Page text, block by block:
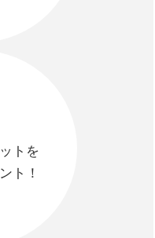
トを
ト！